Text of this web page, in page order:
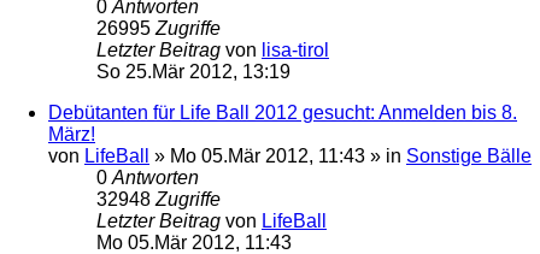
0 Antworten
26995 Zugriffe
Letzter Beitrag von lisa-tirol
So 25.Mär 2012, 13:19
Debütanten für Life Ball 2012 gesucht: Anmelden bis 8.
März!
von LifeBall » Mo 05.Mär 2012, 11:43 » in Sonstige Bälle
0 Antworten
32948 Zugriffe
Letzter Beitrag von LifeBall
Mo 05.Mär 2012, 11:43